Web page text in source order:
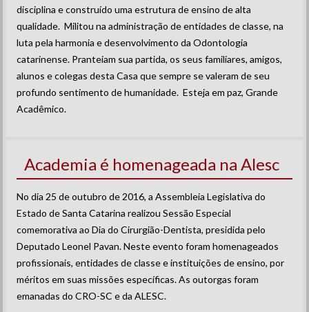
disciplina e construído uma estrutura de ensino de alta
qualidade. Militou na administração de entidades de classe, na
luta pela harmonia e desenvolvimento da Odontologia
catarinense. Pranteiam sua partida, os seus familiares, amigos,
alunos e colegas desta Casa que sempre se valeram de seu
profundo sentimento de humanidade. Esteja em paz, Grande
Acadêmico.
Academia é homenageada na Alesc
No dia 25 de outubro de 2016, a Assembleia Legislativa do
Estado de Santa Catarina realizou Sessão Especial
comemorativa ao Dia do Cirurgião-Dentista, presidida pelo
Deputado Leonel Pavan. Neste evento foram homenageados
profissionais, entidades de classe e instituições de ensino, por
méritos em suas missões específicas. As outorgas foram
emanadas do CRO-SC e da ALESC.